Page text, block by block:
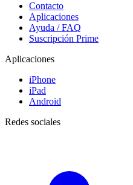
Contacto
Aplicaciones
Ayuda / FAQ
Suscripción Prime
Aplicaciones
iPhone
iPad
Android
Redes sociales